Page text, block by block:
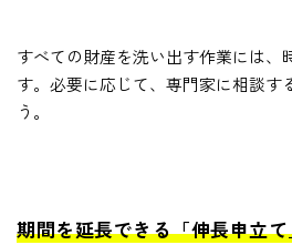
すべての財産を洗い出す作業には、
す。必要に応じて、専門家に相談す
う。
期間を延長できる「伸長申立